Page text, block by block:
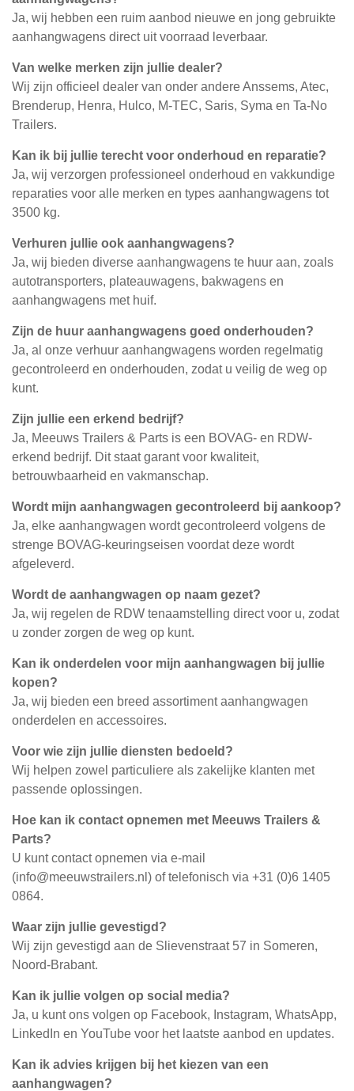
Ja, wij hebben een ruim aanbod nieuwe en jong gebruikte
aanhangwagens direct uit voorraad leverbaar.
Van welke merken zijn jullie dealer?
Wij zijn officieel dealer van onder andere Anssems, Atec,
Brenderup, Henra, Hulco, M-TEC, Saris, Syma en Ta-No
Trailers.
Kan ik bij jullie terecht voor onderhoud en reparatie?
Ja, wij verzorgen professioneel onderhoud en vakkundige
reparaties voor alle merken en types aanhangwagens tot
3500 kg.
Verhuren jullie ook aanhangwagens?
Ja, wij bieden diverse aanhangwagens te huur aan, zoals
autotransporters, plateauwagens, bakwagens en
aanhangwagens met huif.
Zijn de huur aanhangwagens goed onderhouden?
Ja, al onze verhuur aanhangwagens worden regelmatig
gecontroleerd en onderhouden, zodat u veilig de weg op
kunt.
Zijn jullie een erkend bedrijf?
Ja, Meeuws Trailers & Parts is een BOVAG- en RDW-
erkend bedrijf. Dit staat garant voor kwaliteit,
betrouwbaarheid en vakmanschap.
Wordt mijn aanhangwagen gecontroleerd bij aankoop?
Ja, elke aanhangwagen wordt gecontroleerd volgens de
strenge BOVAG-keuringseisen voordat deze wordt
afgeleverd.
Wordt de aanhangwagen op naam gezet?
Ja, wij regelen de RDW tenaamstelling direct voor u, zodat
u zonder zorgen de weg op kunt.
Kan ik onderdelen voor mijn aanhangwagen bij jullie
kopen?
Ja, wij bieden een breed assortiment aanhangwagen
onderdelen en accessoires.
Voor wie zijn jullie diensten bedoeld?
Wij helpen zowel particuliere als zakelijke klanten met
passende oplossingen.
Hoe kan ik contact opnemen met Meeuws Trailers &
Parts?
U kunt contact opnemen via e-mail
(info@meeuwstrailers.nl ) of telefonisch via +31 (0)6 1405
0864.
Waar zijn jullie gevestigd?
Wij zijn gevestigd aan de Slievenstraat 57 in Someren,
Noord-Brabant.
Kan ik jullie volgen op social media?
Ja, u kunt ons volgen op Facebook, Instagram, WhatsApp,
LinkedIn en YouTube voor het laatste aanbod en updates.
Kan ik advies krijgen bij het kiezen van een
aanhangwagen?